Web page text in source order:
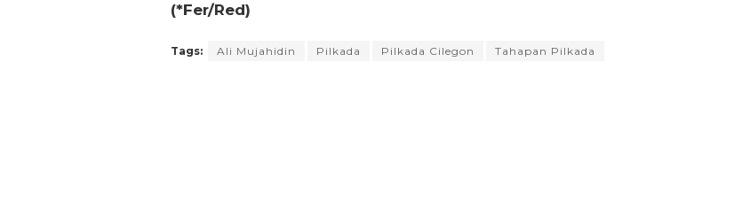
(*Fer/Red)
Tags: Ali Mujahidin Pilkada Pilkada Cilegon Tahapan Pilkada